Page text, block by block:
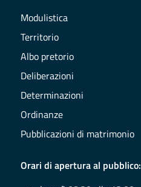
Modulistica
Territorio
Albo pretorio
Deliberazioni
Determinazioni
Ordinanze
Pubblicazioni di matrimonio
Orari di apertura al pubblico: